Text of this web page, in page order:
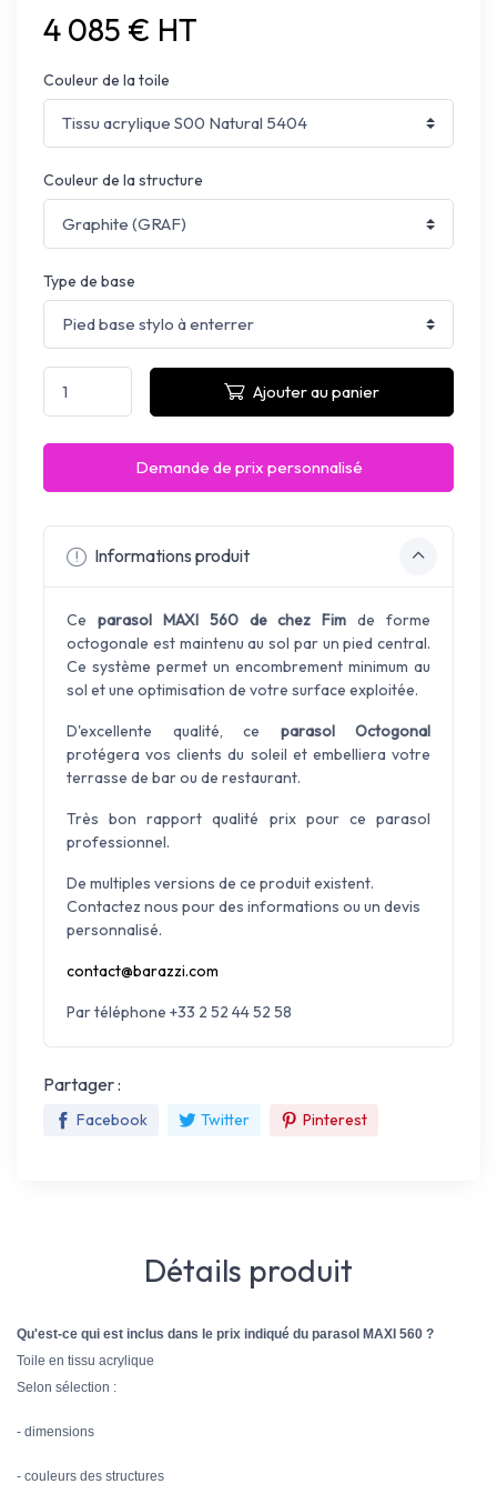
4 085 € HT
Couleur de la toile
Couleur de la structure
Type de base
Ajouter au panier
Demande de prix personnalisé
Informations produit
Ce parasol MAXI 560 de chez Fimde forme
octogonale est maintenu au sol par un pied central.
Ce système permet un encombrement minimum au
sol et une optimisation de votre surface exploitée.
D'excellente qualité, ce parasol Octogonal
protégera vos clients du soleil et embelliera votre
terrasse de bar ou de restaurant.
Très bon rapport qualité prix pour ce parasol
professionnel.
De multiples versions de ce produit existent.
Contactez nous pour des informations ou un devis
personnalisé.
contact@barazzi.com
Par téléphone +33 2 52 44 52 58
Partager :
Facebook Twitter Pinterest
Détails produit
Qu'est-ce qui est inclus dans le prix indiqué du parasol MAXI 560 ?
Toile en tissu acrylique
Selon sélection :
- dimensions
- couleurs des structures